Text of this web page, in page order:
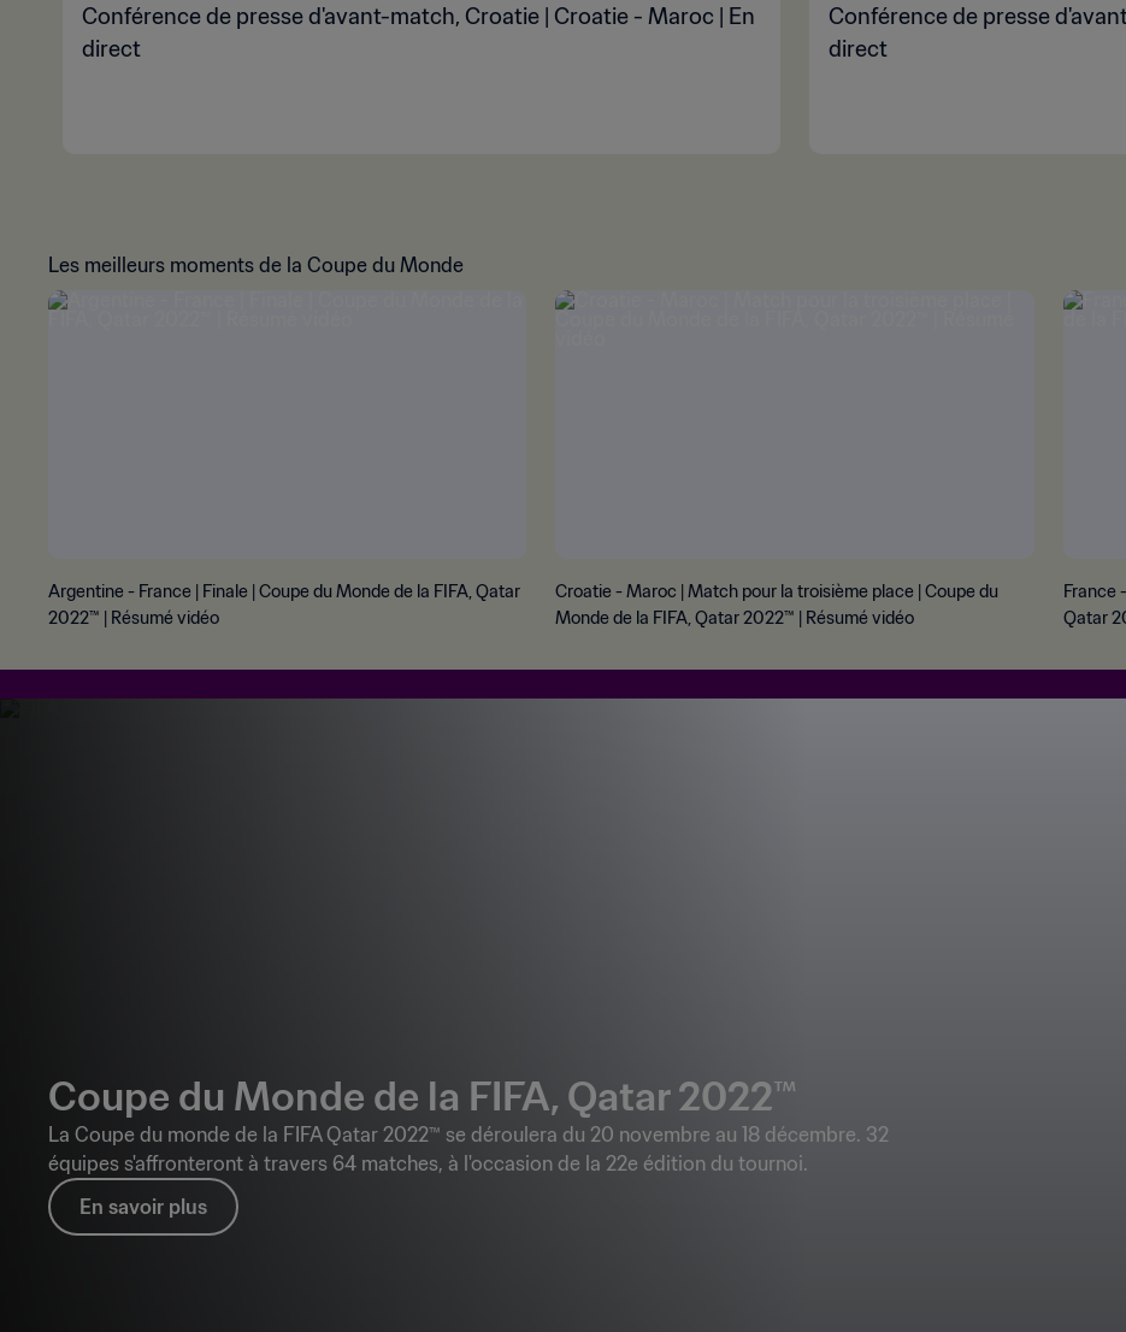
Conférence de presse d'avant-match, Croatie | Croatie - Maroc | En
direct
Conférence de presse
direct
Les meilleurs moments de la Coupe du Monde
Argentine - France | Finale | Coupe du Monde de la FIFA, Qatar
2022™ | Résumé vidéo
Croatie - Maroc | Match pour la troisième place | Coupe du
Monde de la FIFA, Qatar 2022™ | Résumé vidéo
France
Qatar
Coupe du Monde de la FIFA, Qatar 2022™
La Coupe du monde de la FIFA Qatar 2022™ se déroulera du 20 novembre au 18 décembre. 32
équipes s'affronteront à travers 64 matches, à l'occasion de la 22e édition du tournoi.
En savoir plus